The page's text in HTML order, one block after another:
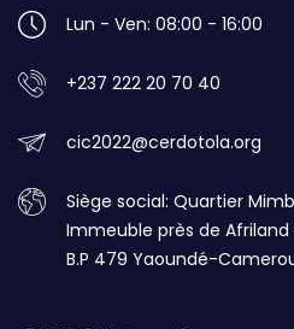
Lun - Ven: 08:00 - 16:00
+237 222 20 70 40
cic2022@cerdotola.org
Siège social: Quartier
Immeuble près de Afriland
B.P 479 Yaoundé-